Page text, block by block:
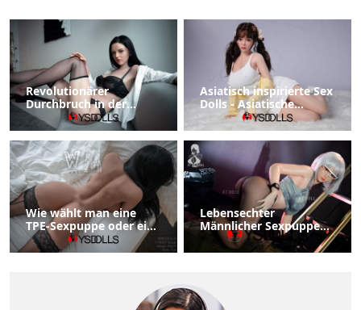
Revolutionärer
Durchbruch in der
Puppentechnologie
verbessert die
Benutzererfahrung
Asiatisch inspirierte Sex
Dolls - Asiatische
Sexpuppe
Wie wählt man eine
TPE-Sexpuppe oder eine
Silikon-Sexpuppe?
Lebensechter
Männlicher Sexpuppen
Hochwertige
Sexspielzeuge